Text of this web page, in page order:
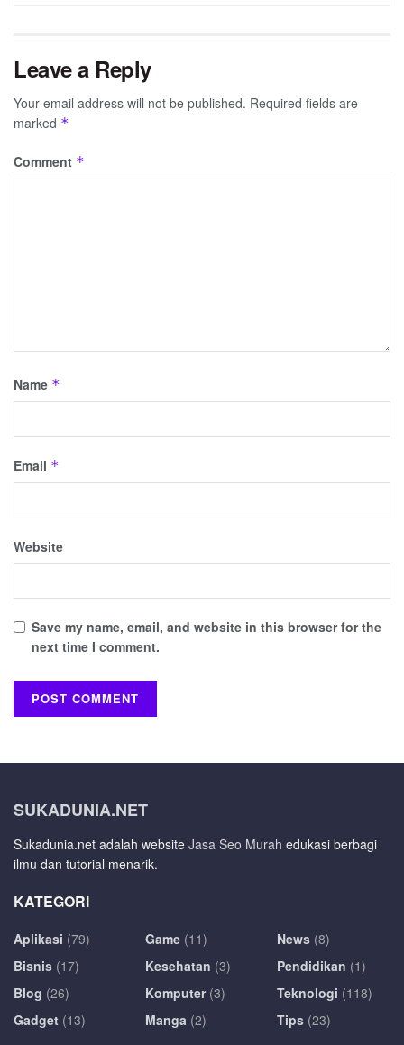
Leave a Reply
Your email address will not be published. Required fields are
marked *
Comment *
Name *
Email *
Website
Save my name, email, and website in this browser for the
next time I comment.
SUKADUNIA.NET
Sukadunia.net adalah website Jasa Seo Murah edukasi berbagi
ilmu dan tutorial menarik.
KATEGORI
Aplikasi (79)
Bisnis (17)
Blog (26)
Gadget (13)
Game (11)
Kesehatan (3)
Komputer(3)
Manga (2)
News (8)
Pendidikan (1)
Teknologi (118)
Tips (23)